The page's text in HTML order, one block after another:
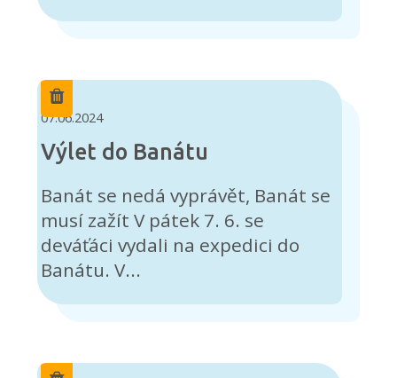
07.06.2024
Výlet do Banátu
Banát se nedá vyprávět, Banát se
musí zažít V pátek 7. 6. se
deváťáci vydali na expedici do
Banátu. V...